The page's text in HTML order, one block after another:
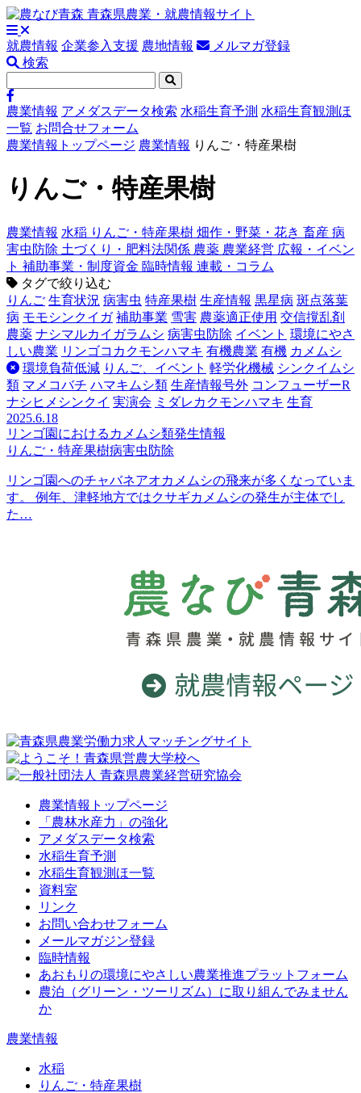
就農情報 企業参入支援 農地情報
メルマガ登録
検索
農業情報 アメダスデータ検索 水稲生育予測 水稲生育観測ほ
一覧 お問合せフォーム
農業情報トップページ 農業情報 りんご・特産果樹
りんご・特産果樹
農業情報 水稲 りんご・特産果樹 畑作・野菜・花き 畜産 病
害虫防除 土づくり・肥料法関係 農薬 農業経営 広報・イベン
ト 補助事業・制度資金 臨時情報 連載・コラム
タグで絞り込む
りんご 生育状況 病害虫 特産果樹 生産情報 黒星病 斑点落葉
病 モモシンクイガ 補助事業 雪害 農薬適正使用 交信撹乱剤
農薬 ナシマルカイガラムシ 病害虫防除 イベント 環境にやさ
しい農業 リンゴコカクモンハマキ 有機農業 有機 カメムシ
環境負荷低減 りんご、イベント 軽労化機械 シンクイムシ
類 マメコバチ ハマキムシ類 生産情報号外 コンフューザーR
ナシヒメシンクイ 実演会 ミダレカクモンハマキ 生育
2025.6.18
リンゴ園におけるカメムシ類発生情報
りんご・特産果樹病害虫防除
リンゴ園へのチャバネアオカメムシの飛来が多くなっていま
す。 例年、津軽地方ではクサギカメムシの発生が主体でし
た…
農業情報トップページ
「農林水産力」の強化
アメダスデータ検索
水稲生育予測
水稲生育観測ほ一覧
資料室
リンク
お問い合わせフォーム
メールマガジン登録
臨時情報
あおもりの環境にやさしい農業推進プラットフォーム
農泊（グリーン・ツーリズム）に取り組んでみません
か
農業情報
水稲
りんご・特産果樹